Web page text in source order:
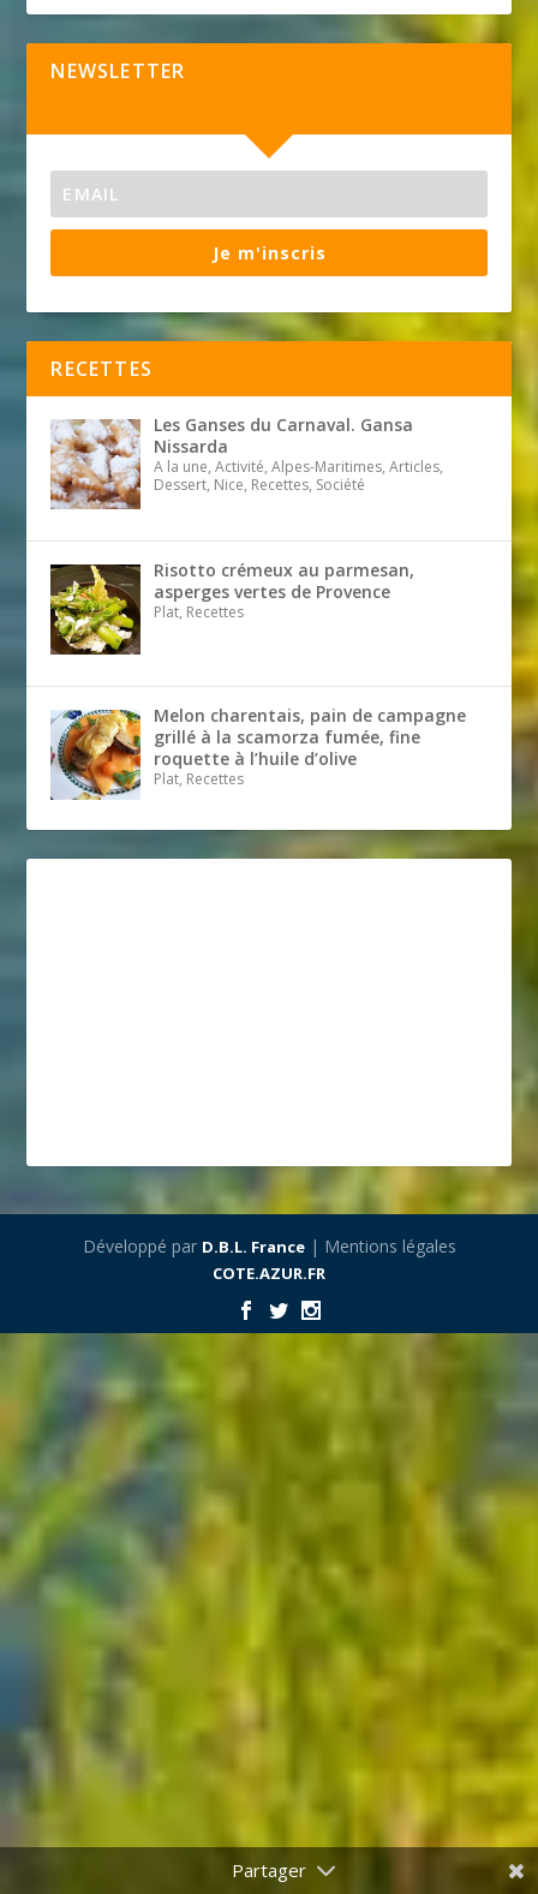
NEWSLETTER
Je m'inscris
RECETTES
Les Ganses du Carnaval. Gansa
Nissarda
A la une, Activité, Alpes-Maritimes, Articles,
Dessert, Nice, Recettes, Société
Risotto crémeux au parmesan,
asperges vertes de Provence
Plat, Recettes
Melon charentais, pain de campagne
grillé à la scamorza fumée, fine
roquette à l’huile d’olive
Plat, Recettes
Développé par D.B.L. France| Mentions légales
COTE.AZUR.FR